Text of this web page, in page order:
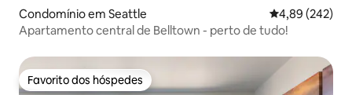
Condomínio em Seattle Classificação
4,89 (242)
Apartamento central de Belltown - perto de tudo!
Favorito dos hóspedes
Favorito dos hóspedes